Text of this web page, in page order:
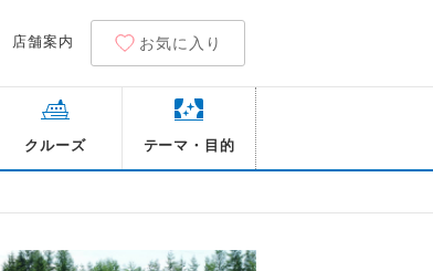
店舗案内 お気に入り
クルーズ テーマ・目的